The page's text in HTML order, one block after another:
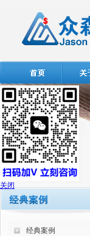
经典案例
关闭